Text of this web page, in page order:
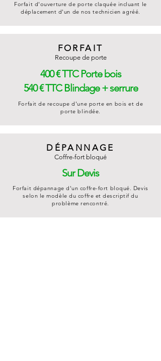
Forfait d'ouverture de porte claquée incluant le
déplacement d'un de nos technicien agréé.
FORFAIT
Recoupe de porte
400 € TTC Porte bois
540 € TTC Blindage + serrure
Forfait de recoupe d'une porte en bois et de
porte blindée.
​DÉPANNAGE
Coffre-fort bloqué
Sur Devis
Forfait dépannage d'un coffre-fort bloqué. Devis
selon le modèle du coffre et descriptif du
problème rencontré.